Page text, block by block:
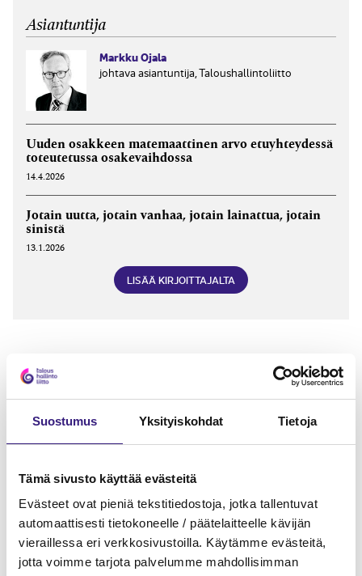
Suostumus Yksityiskohdat Tietoja
Tämä sivusto käyttää evästeitä
Evästeet ovat pieniä tekstitiedostoja, jotka tallentuvat
automaattisesti tietokoneelle / päätelaitteelle kävijän
vieraillessa eri verkkosivustoilla. Käytämme evästeitä,
jotta voimme tarjota palvelumme mahdollisimman
Asiantuntija
Markku Ojala
johtava asiantuntija, Taloushallintoliitto
Uuden osakkeen matemaattinen arvo etuyhteydessä
toteutetussa osakevaihdossa
14.4.2026
Jotain uutta, jotain vanhaa, jotain lainattua, jotain
sinistä
13.1.2026
LISÄÄ KIRJOITTAJALTA